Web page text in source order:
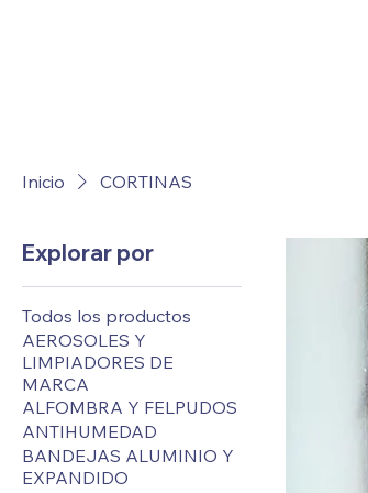
Inicio CORTINAS
Explorar por
Todos los productos
AEROSOLES Y
LIMPIADORES DE
MARCA
ALFOMBRA Y FELPUDOS
ANTIHUMEDAD
BANDEJAS ALUMINIO Y
EXPANDIDO